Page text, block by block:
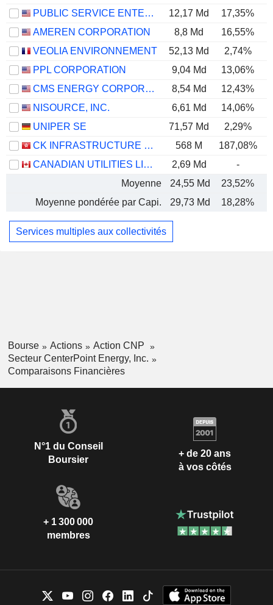
PUBLIC SERVICE ENTERPRISE GROUP, INC.
12,17 Md 17,35%
AMEREN CORPORATION
8,8 Md 16,55%
VEOLIA ENVIRONNEMENT
52,13 Md 2,74%
PPL CORPORATION
9,04 Md 13,06%
CMS ENERGY CORPORATION
8,54 Md 12,43%
NISOURCE, INC.
6,61 Md 14,06%
UNIPER SE
71,57 Md 2,29%
CK INFRASTRUCTURE HOLDINGS LIMITED
568 M 187,08%
CANADIAN UTILITIES LIMITED
2,69 Md
-
Moyenne
24,55 Md 23,52%
Moyenne pondérée par Capi.
29,73 Md 18,28%
Services multiples aux collectivités
Bourse Actions
Action CNP
Secteur CenterPoint Energy, Inc.
Comparaisons Financières
N°1 du Conseil
Boursier
+ de 20 ans
à vos côtés
+ 1 300 000
membres